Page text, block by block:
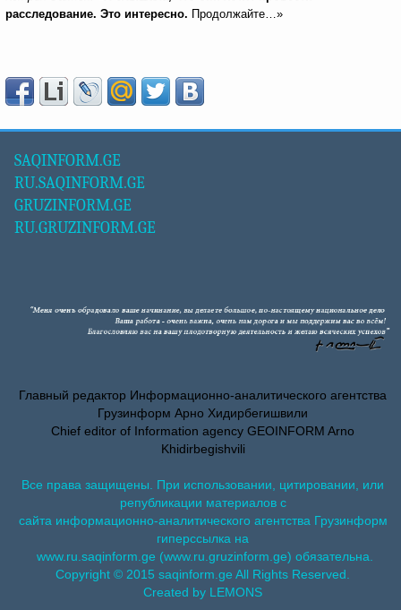
расследование. Это интересно. Продолжайте…»
SAQINFORM.GE
RU.SAQINFORM.GE
GRUZINFORM.GE
RU.GRUZINFORM.GE
Главный редактор Информационно-аналитического агентства
Грузинформ Арно Хидирбегишвили
Chief editor of Information agency GEOINFORM Arno
Khidirbegishvili
Все права защищены. При использовании, цитировании, или
републикации материалов с
сайта информационно-аналитического агентства Грузинформ
гиперссылка на
www.ru.saqinform.ge (www.ru.gruzinform.ge) обязательна.
Copyright © 2015 saqinform.ge All Rights Reserved.
Created by LEMONS